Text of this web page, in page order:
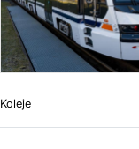
Koleje